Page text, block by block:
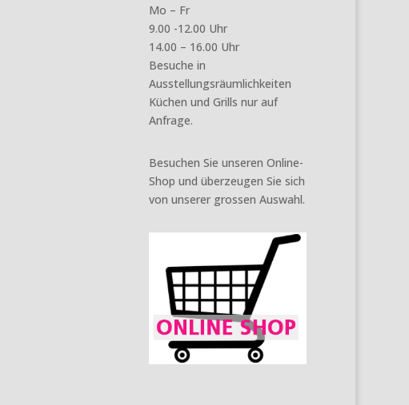
Mo – Fr
9.00 -12.00 Uhr
14.00 – 16.00 Uhr
Besuche in
Ausstellungsräumlichkeiten
Küchen und Grills nur auf
Anfrage.
Besuchen Sie unseren Online-
Shop und überzeugen Sie sich
von unserer grossen Auswahl.